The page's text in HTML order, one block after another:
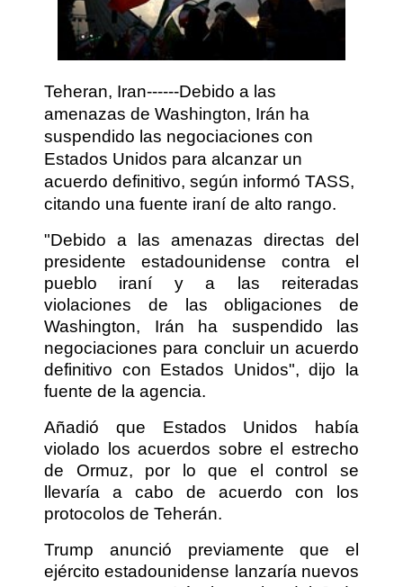
Teheran, Iran------Debido a las
amenazas de Washington, Irán ha
suspendido las negociaciones con
Estados Unidos para alcanzar un
acuerdo definitivo, según informó TASS,
citando una fuente iraní de alto rango.
"Debido a las amenazas directas del
presidente estadounidense contra el
pueblo iraní y a las reiteradas
violaciones de las obligaciones de
Washington, Irán ha suspendido las
negociaciones para concluir un acuerdo
definitivo con Estados Unidos", dijo la
fuente de la agencia.
Añadió que Estados Unidos había
violado los acuerdos sobre el estrecho
de Ormuz, por lo que el control se
llevaría a cabo de acuerdo con los
protocolos de Teherán.
Trump anunció previamente que el
ejército estadounidense lanzaría nuevos